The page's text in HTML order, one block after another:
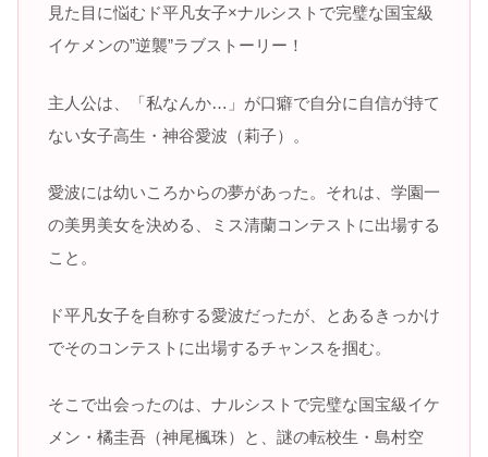
見た目に悩むド平凡女子×ナルシストで完璧な国宝級
イケメンの”逆襲”ラブストーリー！
主人公は、「私なんか…」が口癖で自分に自信が持て
ない女子高生・神谷愛波（莉子）。
愛波には幼いころからの夢があった。それは、学園一
の美男美女を決める、ミス清蘭コンテストに出場する
こと。
ド平凡女子を自称する愛波だったが、とあるきっかけ
でそのコンテストに出場するチャンスを掴む。
そこで出会ったのは、ナルシストで完璧な国宝級イケ
メン・橘圭吾（神尾楓珠）と、謎の転校生・島村空